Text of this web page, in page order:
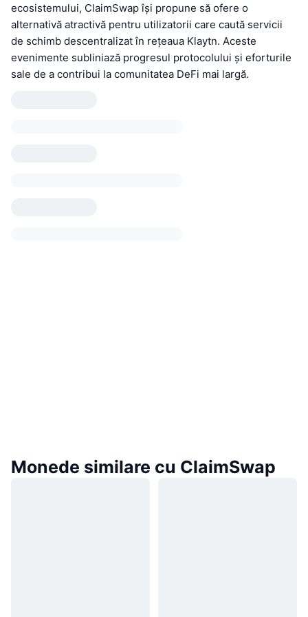
ecosistemului, ClaimSwap își propune să ofere o
alternativă atractivă pentru utilizatorii care caută servicii
de schimb descentralizat în rețeaua Klaytn. Aceste
evenimente subliniază progresul protocolului și eforturile
sale de a contribui la comunitatea DeFi mai largă.
Monede similare cu ClaimSwap